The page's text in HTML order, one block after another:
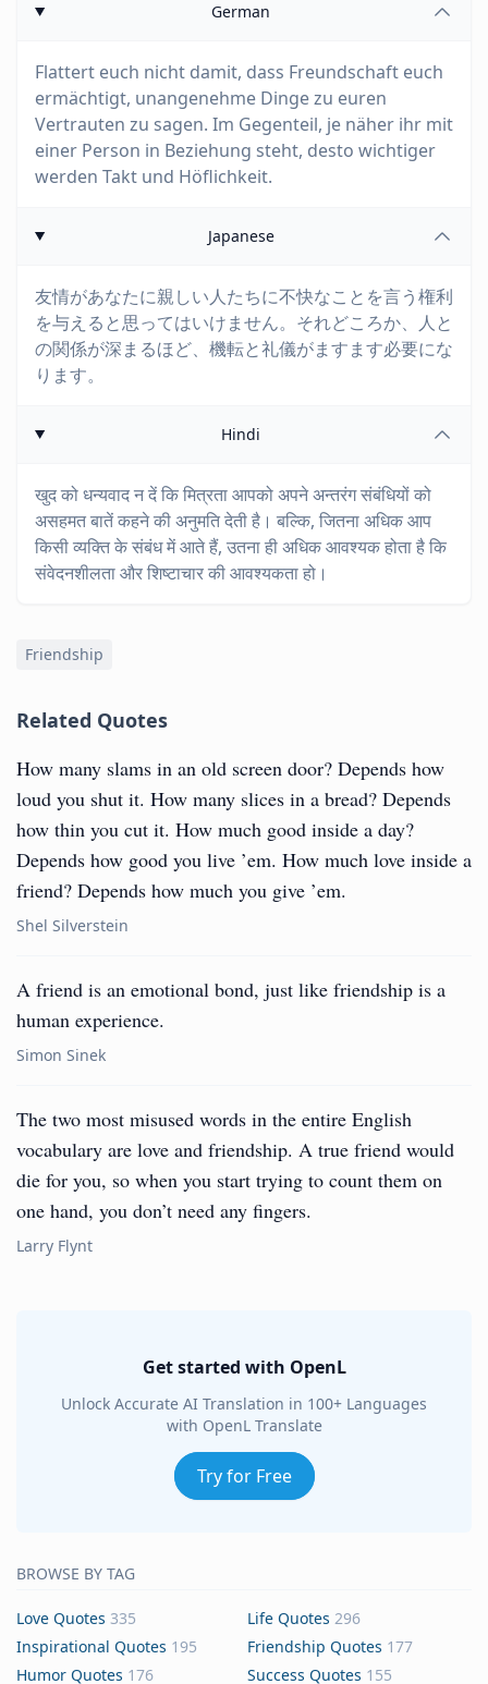
German
Flattert euch nicht damit, dass Freundschaft euch
ermächtigt, unangenehme Dinge zu euren
Vertrauten zu sagen. Im Gegenteil, je näher ihr mit
einer Person in Beziehung steht, desto wichtiger
werden Takt und Höflichkeit.
Japanese
友情があなたに親しい人たちに不快なことを言う権利
を与えると思ってはいけません。それどころか、人と
の関係が深まるほど、機転と礼儀がますます必要にな
ります。
Hindi
खुद को धन्यवाद न दें कि मित्रता आपको अपने अन्तरंग संबंधियों को
असहमत बातें कहने की अनुमति देती है। बल्कि, जितना अधिक आप
किसी व्यक्ति के संबंध में आते हैं, उतना ही अधिक आवश्यक होता है कि
संवेदनशीलता और शिष्टाचार की आवश्यकता हो।
Friendship
Related Quotes
How many slams in an old screen door? Depends how
loud you shut it. How many slices in a bread? Depends
how thin you cut it. How much good inside a day?
Depends how good you live ’em. How much love inside a
friend? Depends how much you give ’em.
Shel Silverstein
A friend is an emotional bond, just like friendship is a
human experience.
Simon Sinek
The two most misused words in the entire English
vocabulary are love and friendship. A true friend would
die for you, so when you start trying to count them on
one hand, you don’t need any fingers.
Larry Flynt
Get started with OpenL
Unlock Accurate AI Translation in 100+ Languages
with OpenL Translate
Try for Free
BROWSE BY TAG
Love Quotes 335 Life Quotes 296
Inspirational Quotes 195 Friendship Quotes 177
Humor Quotes 176 Success Quotes 155